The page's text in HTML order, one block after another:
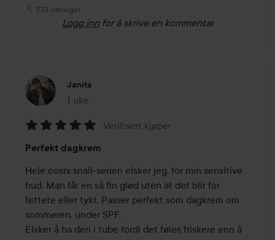
333 visninger
Logg inn for å skrive en kommentar
Janita
1 uke
Innlegget ble opprettet 1 uke
5
av
5
Verifisert kjøper
Perfekt dagkrem
Hele cosrx snail-serien elsker jeg, for min sensitive
hud. Man får en så fin glød uten at det blir for
fettete eller tykt. Passer perfekt som dagkrem om
sommeren, under SPF.
Elsker å ha den i tube fordi det føles friskere enn å